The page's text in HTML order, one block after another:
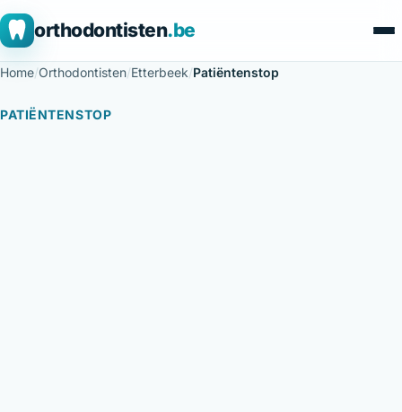
orthodontisten.be
Home/Orthodontisten/Etterbeek/Patiëntenstop
PATIËNTENSTOP